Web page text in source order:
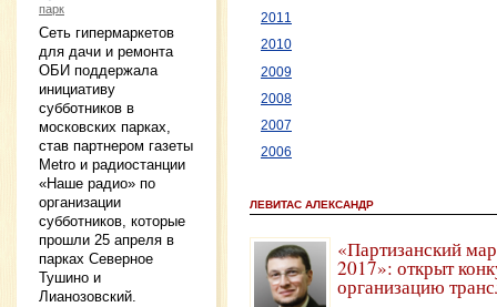
парк
Сеть гипермаркетов
для дачи и ремонта
ОБИ поддержала
инициативу
субботников в
московских парках,
став партнером газеты
Metro и радиостанции
«Наше радио» по
организации
субботников, которые
прошли 25 апреля в
парках Северное
Тушино и
Лианозовский.
2011
2010
2009
2008
2007
2006
ЛЕВИТАС АЛЕКСАНДР
«Партизанский
2017»: открыт
организацию